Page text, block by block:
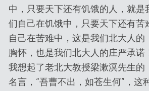
中，只要天下还有饥饿的人，就是
们自己在饥饿中，只要天下还有苦
自己在苦难中，这是我们北大人的
胸怀，也是我们北大人的庄严承诺
我想起了老北大教授梁漱溟先生的
名言，“吾曹不出，如苍生何”，这